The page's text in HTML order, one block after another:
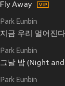
Fly Away
Park Eunbin
지금 우리 멀어진
Park Eunbin
그날 밤 (Night
Park Eunbin